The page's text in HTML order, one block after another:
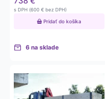
obsluha…
s DPH (600 € bez DPH)
Pridať do košíka
6 na sklade